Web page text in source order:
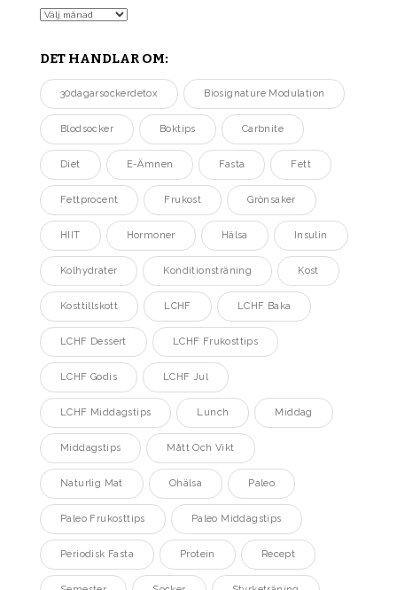
Arkiv
DET HANDLAR OM:
30dagarsockerdetox Biosignature Modulation
Blodsocker Boktips Carbnite
Diet E-Ämnen Fasta Fett
Fettprocent Frukost Grönsaker
HIIT Hormoner Hälsa Insulin
Kolhydrater Konditionsträning Kost
Kosttillskott LCHF LCHF Baka
LCHF Dessert LCHF Frukosttips
LCHF Godis LCHF Jul
LCHF Middagstips Lunch Middag
Middagstips Mått Och Vikt
Naturlig Mat Ohälsa Paleo
Paleo Frukosttips Paleo Middagstips
Periodisk Fasta Protein Recept